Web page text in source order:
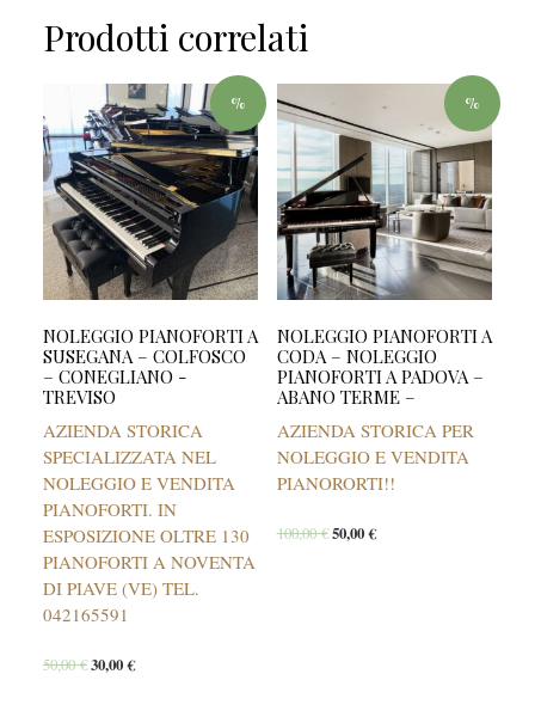
Prodotti correlati
%
NOLEGGIO PIANOFORTI A
SUSEGANA – COLFOSCO
– CONEGLIANO -
TREVISO
AZIENDA STORICA
SPECIALIZZATA NEL
NOLEGGIO E VENDITA
PIANOFORTI. IN
ESPOSIZIONE OLTRE 130
PIANOFORTI A NOVENTA
DI PIAVE (VE) TEL.
042165591
50,00€30,00€
%
NOLEGGIO PIANOFORTI A
CODA – NOLEGGIO
PIANOFORTI A PADOVA –
ABANO TERME –
AZIENDA STORICA PER
NOLEGGIO E VENDITA
PIANORORTI!!
100,00€50,00€